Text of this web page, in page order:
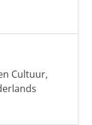
Cultuur,